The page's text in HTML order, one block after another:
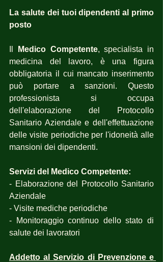
La salute dei tuoi dipendenti al primo
posto
Medico Competente, specialista in
medicina del lavoro, è una figura
obbligatoria il cui mancato inserimento
può portare a sanzioni. Questo
professionista si occupa
dell'elaborazione del Protocollo
Sanitario Aziendale e dell'effettuazione
delle visite periodiche per l'idoneità alle
mansioni dei dipendenti.
Servizi del Medico Competente:
- Elaborazione del Protocollo Sanitario
Aziendale
- Visite mediche periodiche
- Monitoraggio continuo dello stato di
salute dei lavoratori
Addetto al Servizio di Prevenzione e